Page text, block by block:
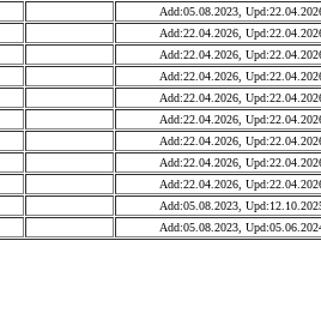
Add:05.08.2023,
Add:22.04.2026,
Add:22.04.2026,
Add:22.04.2026,
Add:22.04.2026,
Add:22.04.2026,
Add:22.04.2026,
Add:22.04.2026,
Add:22.04.2026,
Add:05.08.2023,
Add:05.08.2023,